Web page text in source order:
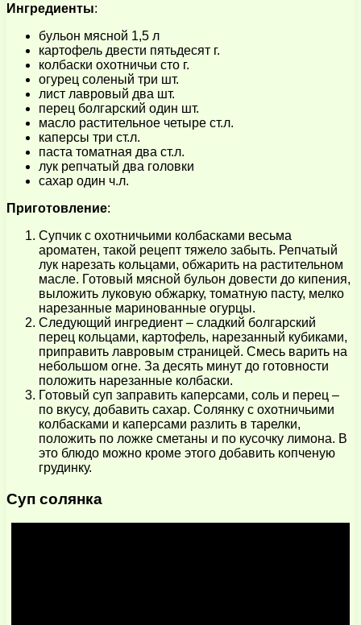
Ингредиенты:
бульон мясной 1,5 л
картофель двести пятьдесят г.
колбаски охотничьи сто г.
огурец соленый три шт.
лист лавровый два шт.
перец болгарский один шт.
масло растительное четыре ст.л.
каперсы три ст.л.
паста томатная два ст.л.
лук репчатый два головки
сахар один ч.л.
Приготовление:
Супчик с охотничьими колбасками весьма
ароматен, такой рецепт тяжело забыть. Репчатый
лук нарезать кольцами, обжарить на растительном
масле. Готовый мясной бульон довести до кипения,
выложить луковую обжарку, томатную пасту, мелко
нарезанные маринованные огурцы.
Следующий ингредиент – сладкий болгарский
перец кольцами, картофель, нарезанный кубиками,
приправить лавровым страницей. Смесь варить на
небольшом огне. За десять минут до готовности
положить нарезанные колбаски.
Готовый суп заправить каперсами, соль и перец –
по вкусу, добавить сахар. Солянку с охотничьими
колбасками и каперсами разлить в тарелки,
положить по ложке сметаны и по кусочку лимона. В
это блюдо можно кроме этого добавить копченую
грудинку.
Суп солянка